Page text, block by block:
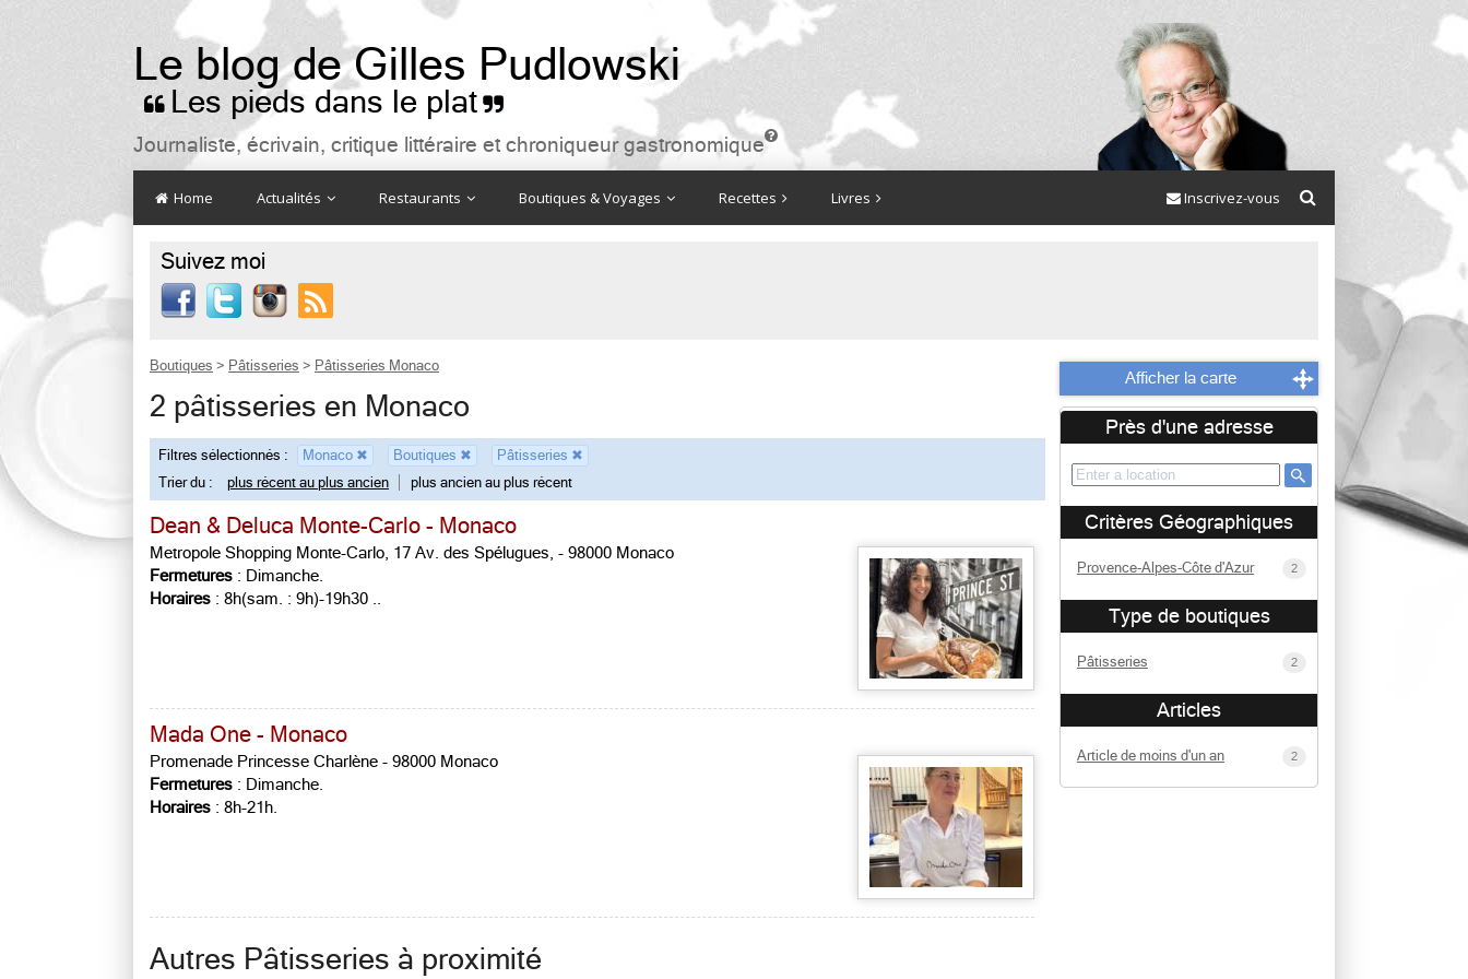
Le blog de Gilles Pudlowski
 Les pieds dans le plat 
Journaliste, écrivain, critique littéraire et chroniqueur gastronomique

Home Actualités Restaurants Boutiques & Voyages Recettes Livres Inscrivez-vous
Suivez moi

Boutiques > Pâtisseries > Pâtisseries Monaco
2 pâtisseries en Monaco
Filtres sélectionnés : Monaco ✖ Boutiques ✖ Pâtisseries ✖
Trier du :
plus récent au plus ancien plus ancien au plus récent
Dean & Deluca Monte-Carlo - Monaco
Metropole Shopping Monte-Carlo, 17 Av. des Spélugues, - 98000 Monaco
Fermetures : Dimanche.
Horaires : 8h(sam. : 9h)-19h30 ..
Mada One - Monaco
Promenade Princesse Charlène - 98000 Monaco
Fermetures : Dimanche.
Horaires : 8h-21h.
Autres Pâtisseries à proximité
Afficher la carte
Près d'une adresse
Critères Géographiques
Provence-Alpes-Côte d'Azur 2
Type de boutiques
Pâtisseries 2
Articles
Article de moins d'un an 2